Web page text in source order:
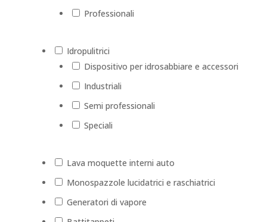
Professionali
Idropulitrici
Dispositivo per idrosabbiare e accessori
Industriali
Semi professionali
Speciali
Lava moquette interni auto
Monospazzole lucidatrici e raschiatrici
Generatori di vapore